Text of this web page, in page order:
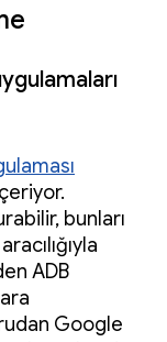
bunları
ADB
Google